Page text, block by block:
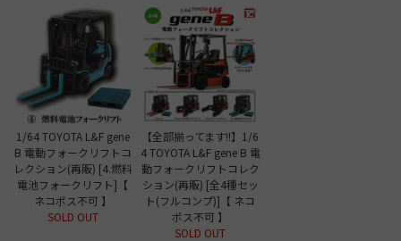
1/64 TOYOTA L&F gene
B 電動フォークリフトコ
レクション(再販) [4.燃料
電池フォークリフト]【
ネコポス不可 】
SOLD OUT
【全部揃ってます!!】1/6
4 TOYOTA L&F gene B 電
動フォークリフトコレク
ション(再販) [全4種セッ
ト(フルコンプ)]【 ネコ
ポス不可 】
SOLD OUT